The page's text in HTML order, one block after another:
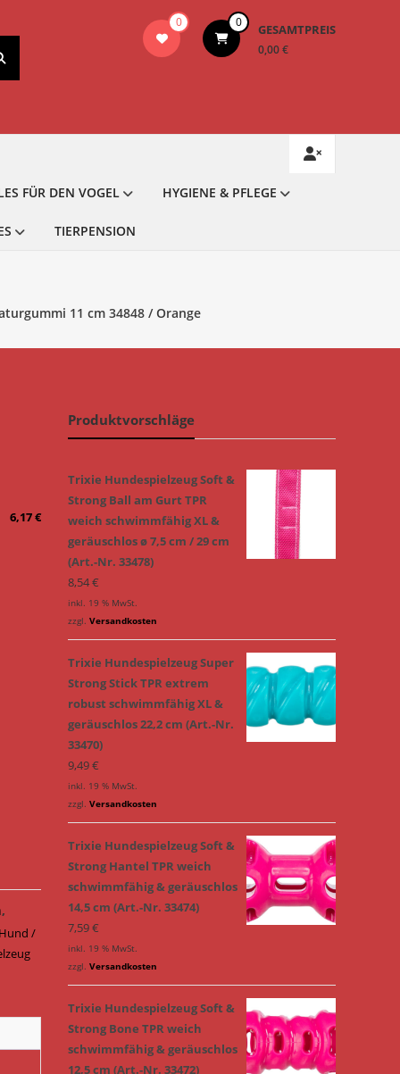
0 0 GESAMTPREIS
0,00 €
FÜR DEN VOGEL HYGIENE & PFLEGE
TIERPENSION
11 cm 34848 / Orange
6,17€
,
Hund /
Produktvorschläge
Trixie Hundespielzeug Soft &
Strong Ball am Gurt TPR
weich schwimmfähig XL &
geräuschlos ø 7,5 cm / 29 cm
(Art.-Nr. 33478)
8,54€
inkl. 19 % MwSt.
zzgl. Versandkosten
Trixie Hundespielzeug Super
Strong Stick TPR extrem
robust schwimmfähig XL &
geräuschlos 22,2 cm (Art.-Nr.
33470)
9,49€
inkl. 19 % MwSt.
zzgl. Versandkosten
Trixie Hundespielzeug Soft &
Strong Hantel TPR weich
schwimmfähig & geräuschlos
14,5 cm (Art.-Nr. 33474)
7,59€
inkl. 19 % MwSt.
zzgl. Versandkosten
Trixie Hundespielzeug Soft &
Strong Bone TPR weich
schwimmfähig & geräuschlos
12,5 cm (Art.-Nr. 33472)